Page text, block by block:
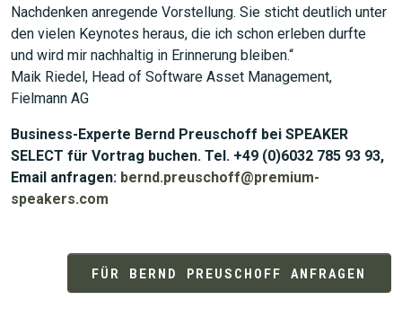
Nachdenken anregende Vorstellung. Sie sticht deutlich unter
den vielen Keynotes heraus, die ich schon erleben durfte
und wird mir nachhaltig in Erinnerung bleiben.“
Maik Riedel, Head of Software Asset Management,
Fielmann AG
Business-Experte Bernd Preuschoff bei SPEAKER
SELECT für Vortrag buchen. Tel. +49 (0)6032 785 93 93,
Email anfragen: bernd.preuschoff@premium-
speakers.com
FÜR BERND PREUSCHOFF ANFRAGEN